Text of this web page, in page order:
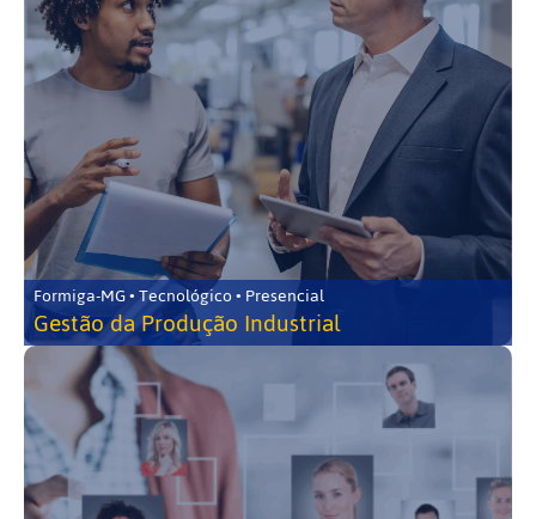
Formiga-MG • Tecnológico • Presencial
Gestão da Produção Industrial